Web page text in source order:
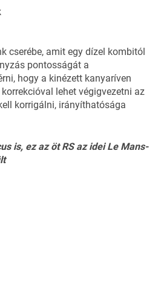
cserébe, amit egy dízel kombitól
pontosságát a
hogy a kinézett kanyaríven
lehet végigvezetni az
korrigálni, irányíthatósága
is, ez az öt RS az idei Le Mans-